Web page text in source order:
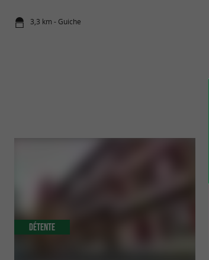
3,3 km - Guiche
Détente